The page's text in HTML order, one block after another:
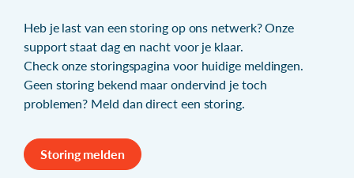
Heb je last van een storing op ons netwerk? Onze
support staat dag en nacht voor je klaar.
Check onzestoringspagina voor huidige meldingen.
Geen storing bekend maar ondervind je toch
problemen? Meld dan direct een storing.
Storing melden